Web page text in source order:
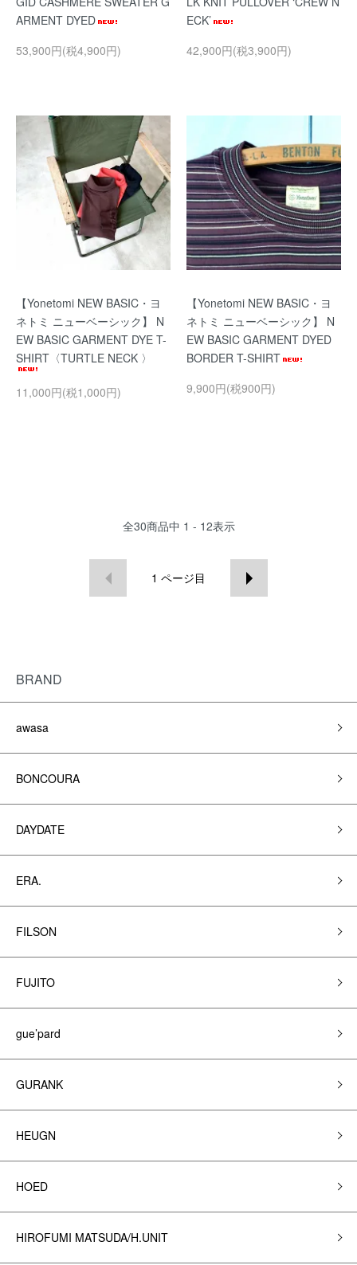
ARMENT DYED
53,900円(税4,900円)
ECK’
42,900円(税3,900円)
【Yonetomi NEW BASIC・ヨ
ネトミ ニューベーシック】 N
EW BASIC GARMENT DYE T-
SHIRT〈TURTLE NECK 〉
11,000円(税1,000円)
【Yonetomi NEW BASIC・ヨ
ネトミ ニューベーシック】 N
EW BASIC GARMENT DYED
BORDER T-SHIRT
9,900円(税900円)
全30商品中 1 - 12表示
1 ページ目
BRAND
awasa
BONCOURA
DAYDATE
ERA.
FILSON
FUJITO
gue’pard
GURANK
HEUGN
HOED
HIROFUMI MATSUDA/H.UNIT